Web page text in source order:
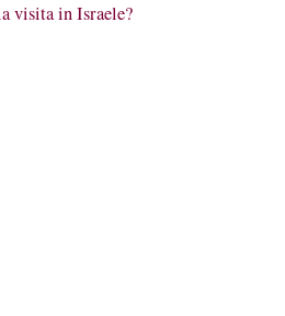
visita in Israele?